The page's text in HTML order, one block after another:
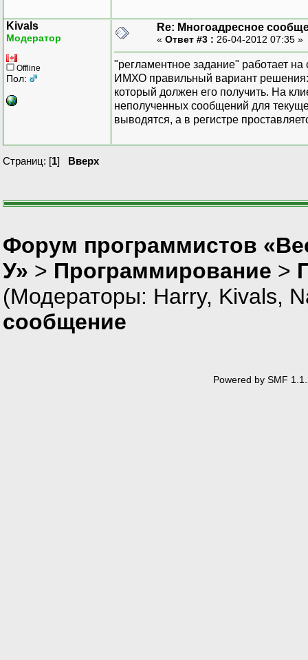
Kivals
Модератор
Offline
Пол:
Re: Многоадресное
« Ответ #3 : 26-04-2012 07:35 »
"регламентное задание" работает
ИМХО правильный вариант решения:
который должен его получить. На
неполученных сообщений для
выводятся, а в регистре
Страниц: [1] Вверх
Форум программистов
У» > Программирование >
(Модераторы: Harry, Kivals,
сообщение
Powered by SMF